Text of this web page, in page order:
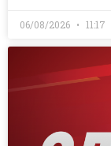
06/08/2026 11:17